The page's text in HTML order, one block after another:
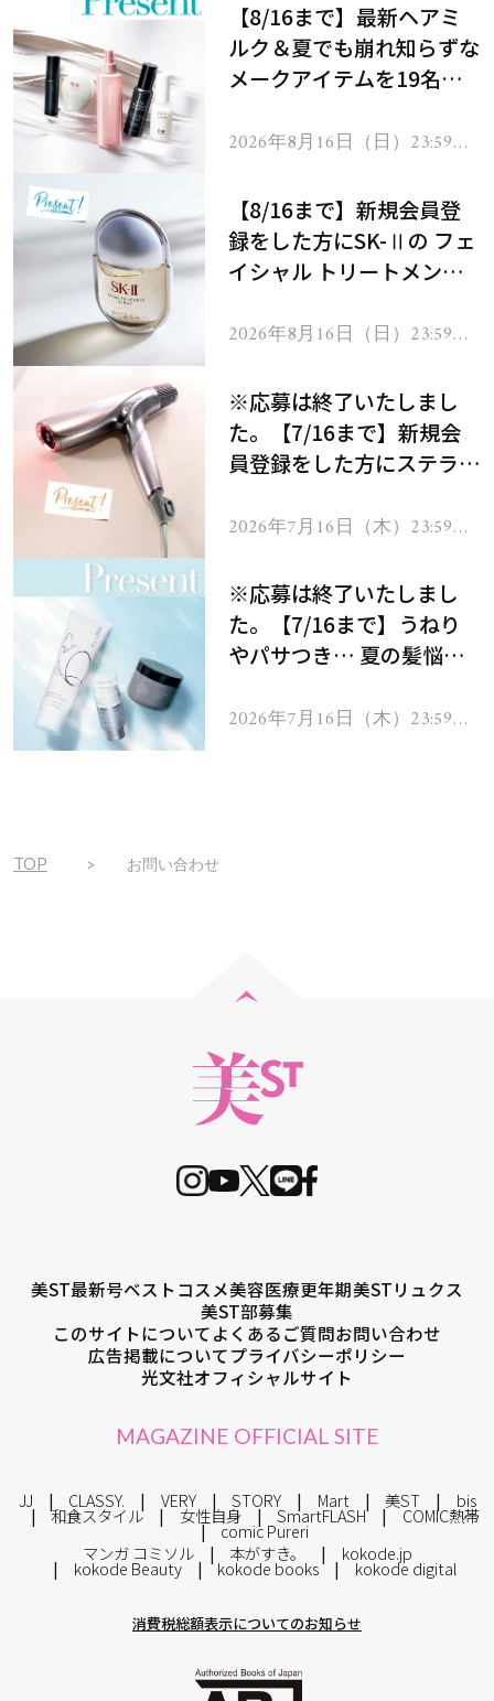
【8/16まで】最新ヘアミ
ルク＆夏でも崩れ知らずな
メークアイテムを19名様
2026年8月16日（日）23:59ま
【8/16まで】新規会員登
録をした方にSK-Ⅱの フェ
イシャル トリートメント
2026年8月16日（日）23:59ま
※応募は終了いたしまし
た。【7/16まで】新規会
員登録をした方にステラボ
ヘアドライヤー ジュエル
2026年7月16日（木）23:59ま
※応募は終了いたしまし
た。【7/16まで】うねり
やパサつき… 夏の髪悩み
ムを13名様にプレゼン
2026年7月16日（木）23:59ま
TOP お問い合わせ
美ST最新号ベストコスメ美容医療更年期美STリュクス
美ST部募集
このサイトについてよくあるご質問お問い合わせ
広告掲載についてプライバシーポリシー
光文社オフィシャルサイト
MAGAZINE OFFICIAL SITE
JJ CLASSY. VERY STORY Mart 美ST bis
和食スタイル 女性自身 SmartFLASH COMIC熱帯
comic Pureri
マンガ コミソル
本がすき。 kokode.jp
kokode Beauty kokode books kokode digital
消費税総額表示についてのお知らせ